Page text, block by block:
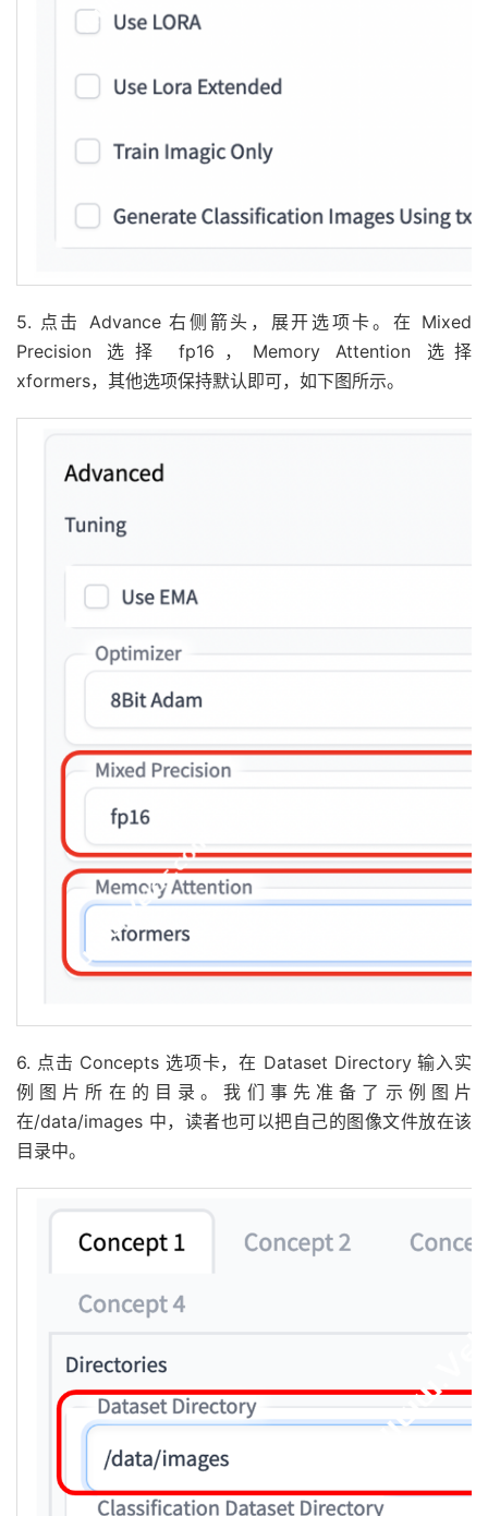
5. 点击 Advance 右侧箭头，展开选项卡。在 Mixed
Precision 选择 fp16，Memory Attention 选择
xformers，其他选项保持默认即可，如下图所示。
6. 点击 Concepts 选项卡，在 Dataset Directory 输入实
例图片所在的目录。我们事先准备了示例图片
在/data/images 中，读者也可以把自己的图像文件放在该
目录中。